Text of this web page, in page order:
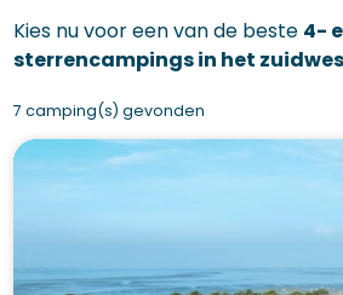
Kies nu voor een van de beste 4-
sterrencampings in het
7 camping(s) gevonden